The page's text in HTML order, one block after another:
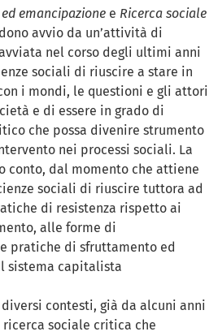
emancipazione e Ricerca sociale
avvio da un’attività di
nel corso degli ultimi anni
sociali di riuscire a stare in
i mondi, le questioni e gli attori
e di essere in grado di
che possa divenire strumento
nei processi sociali. La
conto, dal momento che attiene
sociali di riuscire tuttora ad
di resistenza rispetto ai
alle forme di
pratiche di sfruttamento ed
sistema capitalista
contesti, già da alcuni anni
sociale critica che